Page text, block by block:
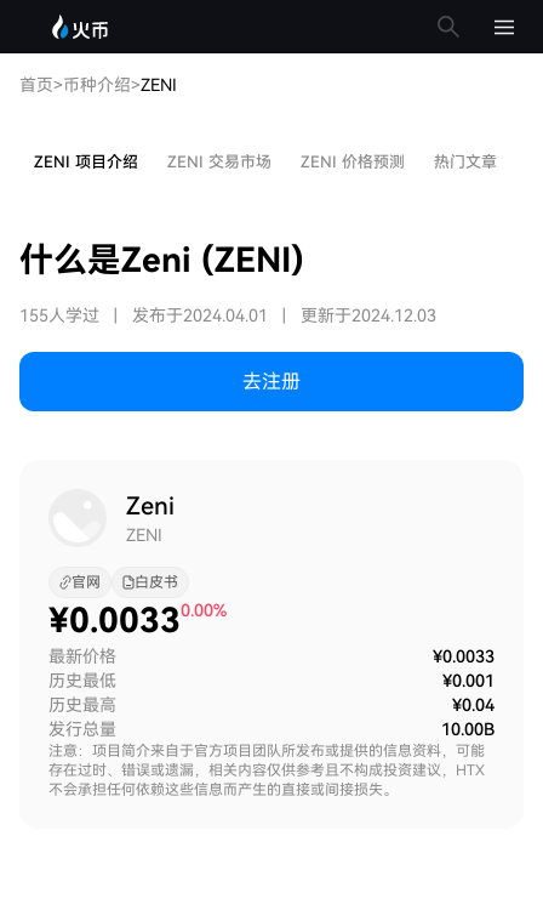
首页>币种介绍>ZENI
ZENI 项目介绍 ZENI 交易市场 ZENI 价格预测 热门文章
什么是Zeni (ZENI)
155人学过 发布于2024.04.01 更新于2024.12.03
去注册
Zeni
ZENI
官网 白皮书
¥0.00330.00%
最新价格
¥0.0033
历史最低
¥0.001
历史最高
¥0.04
发行总量
10.00B
注意：项目简介来自于官方项目团队所发布或提供的信息资料，可能
存在过时、错误或遗漏，相关内容仅供参考且不构成投资建议，HTX
不会承担任何依赖这些信息而产生的直接或间接损失。